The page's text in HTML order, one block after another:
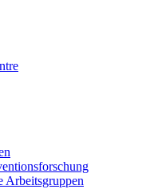
Arbeitsgruppen